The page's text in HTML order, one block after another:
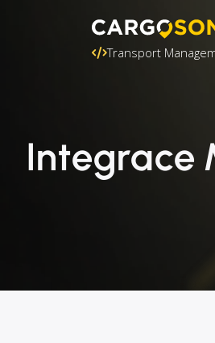
Transport
Integrace